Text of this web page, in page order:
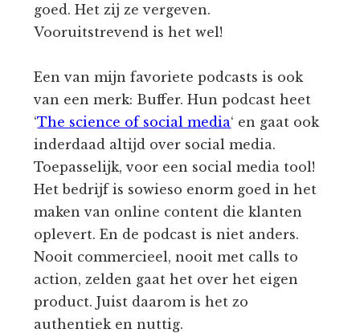
goed. Het zij ze vergeven.
Vooruitstrevend is het wel!
Een van mijn favoriete podcasts is ook
van een merk: Buffer. Hun podcast heet
‘The science of social media‘ en gaat ook
inderdaad altijd over social media.
Toepasselijk, voor een social media tool!
Het bedrijf is sowieso enorm goed in het
maken van online content die klanten
oplevert. En de podcast is niet anders.
Nooit commercieel, nooit met calls to
action, zelden gaat het over het eigen
product. Juist daarom is het zo
authentiek en nuttig.